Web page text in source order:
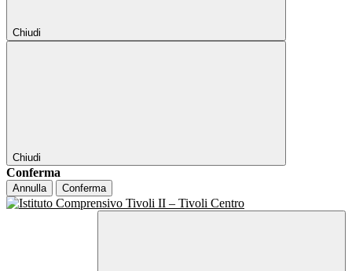
Chiudi
Chiudi
Conferma
Annulla Conferma